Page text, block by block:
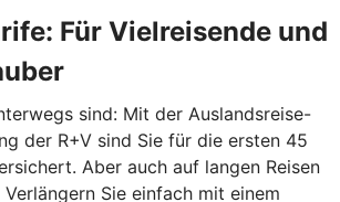
Für Vielreisende und
sind: Mit der Auslandsreise-
der R+V sind Sie für die ersten 45
Aber auch auf langen Reisen
Sie einfach mit einem